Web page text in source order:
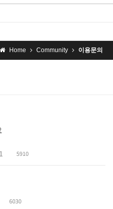
Home Community 이용문의
5910
6030